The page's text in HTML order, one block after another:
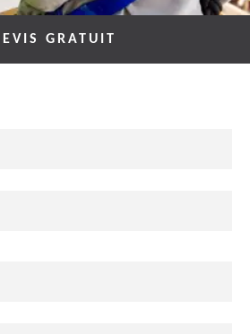
GRATUIT